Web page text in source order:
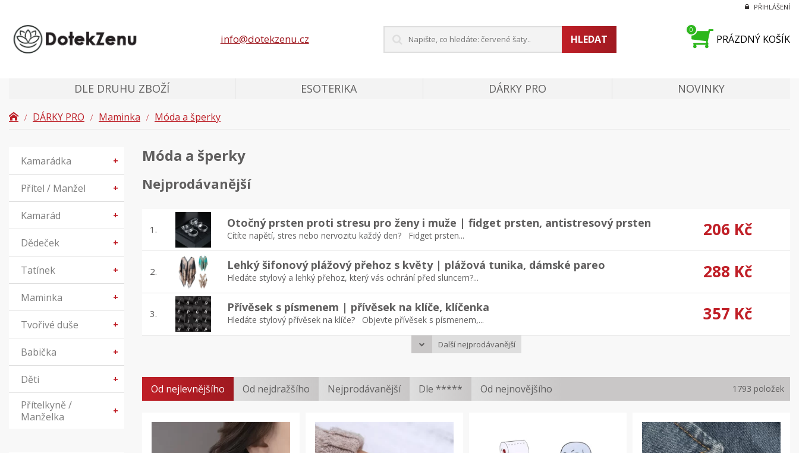
info@dotekzenu.cz HLEDAT
PŘIHLÁŠENÍ
0
PRÁZDNÝ KOŠÍK
DLE DRUHU ZBOŽÍ ESOTERIKA DÁRKY PRO NOVINKY
DÁRKY PRO Maminka Móda a šperky
Kamarádka +
Přítel / Manžel +
Kamarád +
Dědeček +
Tatínek +
Maminka +
Tvořivé duše +
Babička +
Děti +
Přítelkyně /
Manželka
+
Móda a šperky
Nejprodávanější
1. Otočný prsten proti stresu pro ženy i muže | fidget prsten, antistresový prsten
Cítíte napětí, stres nebo nervozitu každý den? Fidget prsten... 206 Kč
2. Lehký šifonový plážový přehoz s květy | plážová tunika, dámské pareo
Hledáte stylový a lehký přehoz, který vás ochrání před sluncem?... 288 Kč
3. Přívěsek s písmenem | přívěsek na klíče, klíčenka
Hledáte stylový přívěsek na klíče? Objevte přívěsek s písmenem,... 357 Kč
Další nejprodávanější
Od nejlevnějšího Od nejdražšího Nejprodávanější Dle ***** Od nejnovějšího 1793 položek